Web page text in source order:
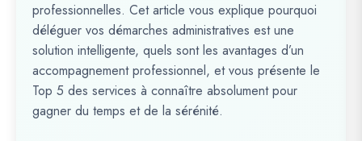
professionnelles. Cet article vous explique pourquoi
déléguer vos démarches administratives est une
solution intelligente, quels sont les avantages d’un
accompagnement professionnel, et vous présente le
Top 5 des services à connaître absolument pour
gagner du temps et de la sérénité.